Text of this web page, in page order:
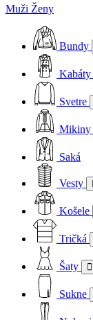
Muži Ženy
Bundy
Kabáty
Svetre
Mikiny
Saká
Vesty
Košele
Tričká
Šaty
Sukne